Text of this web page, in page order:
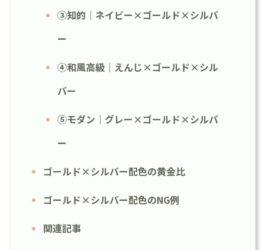
③知的｜ネイビー×ゴールド×シルバ
ー
④和風高級｜えんじ×ゴールド×シル
バー
⑤モダン｜グレー×ゴールド×シルバ
ー
ゴールド×シルバー配色の黄金比
ゴールド×シルバー配色のNG例
関連記事